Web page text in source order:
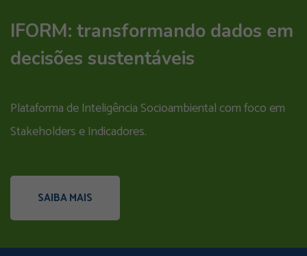
IFORM: transformando dados em
decisões sustentáveis
Plataforma de Inteligência Socioambiental com foco em
Stakeholders e Indicadores.
SAIBA MAIS